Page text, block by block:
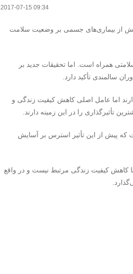
2017-07-15 09:34
از بیماری‌های جسمی بر وضعیت سلامت
همراه است. اما تحقیقات جدید بر
سالمندی تأکید دارد.
اما عامل اصلی کاهش کیفیت زندگی و
تأثیرگذاری را در این زمینه دارند.
پیش از این تأثیر استرس بر آسایش
کاهش کیفیت زندگی مرتبط نیست و در واقع